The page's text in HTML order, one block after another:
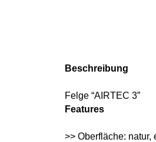
Beschreibung
Felge “AIRTEC 3”
Features
>> Oberfläche: natur,